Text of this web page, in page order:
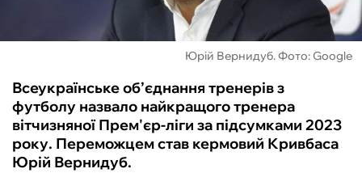
БУКМЕКЕРИ
Юрій Вернидуб. Фото: Google
Всеукраїнське об’єднання тренерів з
футболу назвало найкращого тренера
вітчизняної Прем'єр-ліги за підсумками 2023
року. Переможцем став кермовий Кривбаса
Юрій Вернидуб.